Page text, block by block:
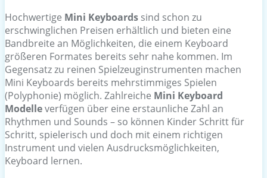
Hochwertige Mini Keyboards sind schon zu
erschwinglichen Preisen erhältlich und bieten eine
Bandbreite an Möglichkeiten, die einem Keyboard
größeren Formates bereits sehr nahe kommen. Im
Gegensatz zu reinen Spielzeuginstrumenten machen
Mini Keyboards bereits mehrstimmiges Spielen
(Polyphonie) möglich. Zahlreiche Mini Keyboard
Modelleverfügen über eine erstaunliche Zahl an
Rhythmen und Sounds – so können Kinder Schritt für
Schritt, spielerisch und doch mit einem richtigen
Instrument und vielen Ausdrucksmöglichkeiten,
Keyboard lernen.